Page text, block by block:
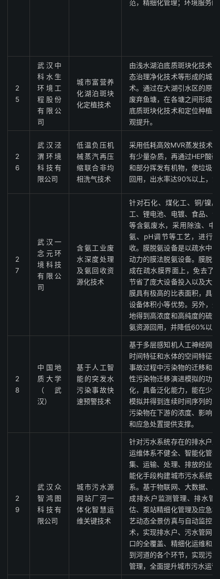
范，精细化管理；环境服务
2
5
武汉中
科水生
环境工
程股份
有限公
司
城市富营养
化湖泊斑块
化定植技术
由浅水湖泊底质斑块化技术
态治理净化技术等形成的城
术。通过在大湖引水区的原
废弃鱼塘，在各塘之间形成
底质斑块化技术和定位种植
观提升。
2
6
武汉泾
渭环境
科技有
限公司
低温负压机
械蒸汽再压
缩联合非均
相洗气技术
采用低耗高效MVR蒸发技术
有少量杂质，再通过HEP酸
和部分挥发有机物，使垃圾
回用，出水率达90%以上，
2
7
武汉一
念元环
境科技
有限公
司
含氨工业废
水深度处理
及氨回收资
源化技术
针对石化、煤化工、铜/镍/
工、锂电池、电镀、食品、
等含氨废水，采用除浊、中
氨、pH调节等工艺，进行
收。膜脱氨设备是以疏水中
动力的膜法脱氨设备。膜脱
成在疏水膜界面上，免去了
节省了庞大设备投入以及大
膜具有极高的比表面积，具
设备体积小等优势。另外，
地得到高浓度和高纯度的硫
氨资源回用，并降低60%以
2
8
中国地
质大学
（武
汉）
基于人工智
能的突发水
污染事故快
速预警技术
基于多层感知机人工神经网
时间特征和水体的空间特征
事故过程中污染物的迁移和
性污染物迁移演进模拟的功
化，具备泛化能力，能在少
模拟并得到连续时间序列的
污染物在下游的浓度、影响
和应急处置提供支撑。
2
9
武汉众
智鸿图
科技有
限公司
城市污水源
网站厂河一
体化智慧运
维关键技术
针对污水系统存在的排水户
运维体系不健全、智能化管
集、运输、处理、排放的业
能化手段构建城市污水系统
系。基于物联网、大数据、
成排水户监测管理、排水管
估、泵站精细化管理及应急
艺动态全景仿真与自动监控
术，实现排水户、污水管网
口的全覆盖、精细化运维和
到河道的各个环节，实现污
管理，全面提升城市污水运